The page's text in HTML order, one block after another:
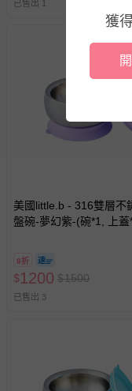
-新生兒親膚
褲、紗布衣等
帶束縛衣、餐
-其他原廠盒
示字句等說明
其他常見問題：
運送服務：目前提
亦保留出貨與否
費用，可能會另需
商品實際的配達日
若您對於會員帳
已售出 1
美國little.b - 316雙層不
盤碗-夢幻紫-(碗*1, 上蓋
8折
$1200 $1500
已售出 3
獲